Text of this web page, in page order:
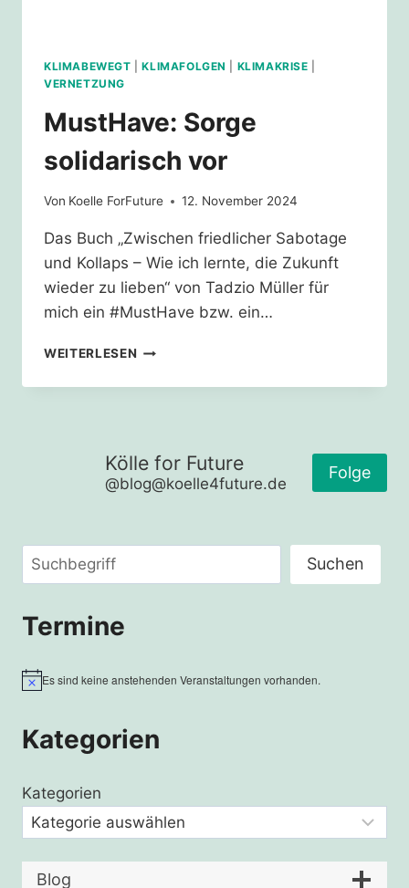
KLIMABEWEGT |KLIMAFOLGEN KLIMAKRISE
VERNETZUNG
MustHave: Sorge
solidarisch vor
Von Koelle ForFuture 12. November 2024
Das Buch „Zwischen friedlicher Sabotage
und Kollaps – Wie ich lernte, die Zukunft
wieder zu lieben“ von Tadzio Müller für
mich ein #MustHave bzw. ein…
WEITERLESEN MUSTHAVE:
SOLIDARISCH
Kölle for Future
@blog@koelle4future.de
Folge
Suchen Suchen
Termine
HinweisEs sind keine anstehenden Veranstaltungen vorhanden.
Kategorien
Kategorien
Blog